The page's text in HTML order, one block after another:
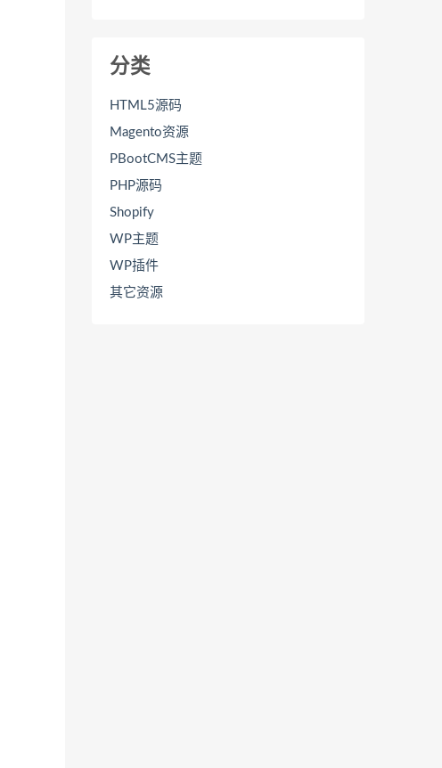
分类
HTML5源码
Magento资源
PBootCMS主题
PHP源码
Shopify
WP主题
WP插件
其它资源